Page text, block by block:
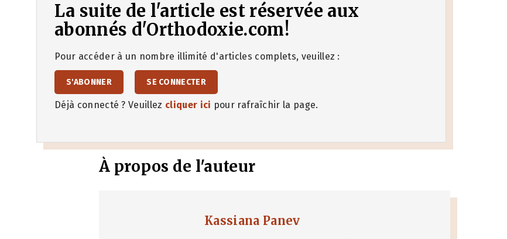
La suite de l'article est réservée aux
abonnés d'Orthodoxie.com!
Pour accéder à un nombre illimité d'articles complets, veuillez :
S'ABONNER SE CONNECTER
Déjà connecté ? Veuillez cliquer ici pour rafraîchir la page.
À propos de l'auteur
Kassiana Panev